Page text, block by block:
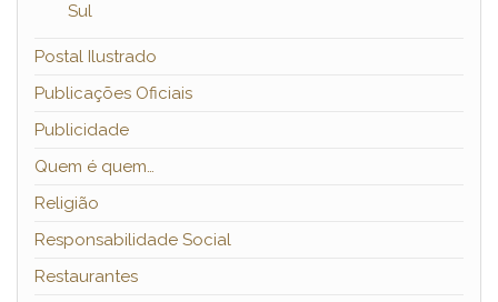
Sul
Postal Ilustrado
Publicações Oficiais
Publicidade
Quem é quem…
Religião
Responsabilidade Social
Restaurantes